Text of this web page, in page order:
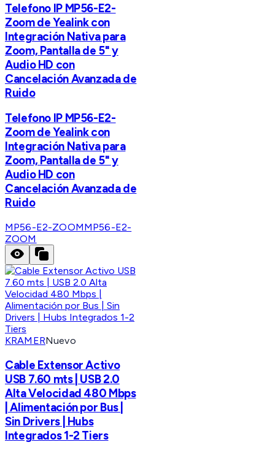
Telefono IP MP56-E2-
Zoom de Yealink con
Integración Nativa para
Zoom, Pantalla de 5" y
Audio HD con
Cancelación Avanzada de
Ruido
Telefono IP MP56-E2-
Zoom de Yealink con
Integración Nativa para
Zoom, Pantalla de 5" y
Audio HD con
Cancelación Avanzada de
Ruido
MP56-E2-ZOOMMP56-E2-
ZOOM
KRAMERNuevo
Cable Extensor Activo
USB 7.60 mts | USB 2.0
Alta Velocidad 480 Mbps
| Alimentación por Bus |
Sin Drivers | Hubs
Integrados 1-2 Tiers